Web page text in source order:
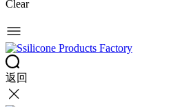
Clear
返回